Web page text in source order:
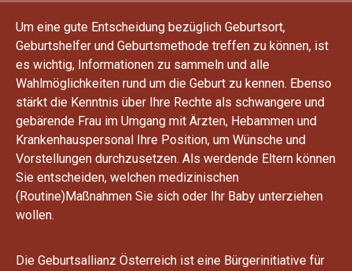
Um eine gute Entscheidung bezüglich Geburtsort,
Geburtshelfer und Geburtsmethode treffen zu können, ist
es wichtig, Informationen zu sammeln und alle
Wahlmöglichkeiten rund um die Geburt zu kennen. Ebenso
stärkt die Kenntnis über Ihre Rechte als schwangere und
gebärende Frau im Umgang mit Ärzten, Hebammen und
Krankenhauspersonal Ihre Position, um Wünsche und
Vorstellungen durchzusetzen. Als werdende Eltern können
Sie entscheiden, welchen medizinischen
(Routine)Maßnahmen Sie sich oder Ihr Baby unterziehen
wollen.
Die Geburtsallianz Österreich ist eine Bürgerinitiative für